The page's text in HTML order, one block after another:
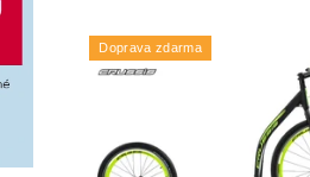
Doprava zdarma